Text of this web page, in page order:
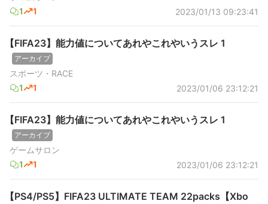
1
1 2023/01/13 09:23:41
【FIFA23】能力値についてあれやこれやいうスレ 1
アーカイブ
スポーツ・RACE
1
1 2023/01/06 23:12:21
【FIFA23】能力値についてあれやこれやいうスレ 1
アーカイブ
ゲームサロン
1
1 2023/01/06 23:12:21
【PS4/PS5】FIFA23 ULTIMATE TEAM 22packs【Xbo